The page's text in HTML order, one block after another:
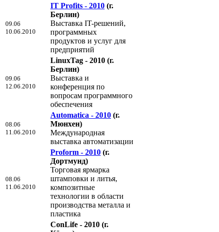
09.06
10.06.2010
IT Profits - 2010 (г.
Берлин)
Выставка IT-решений,
программных
продуктов и услуг для
предприятий
09.06
12.06.2010
LinuxTag - 2010 (г.
Берлин)
Выставка и
конференция по
вопросам программного
обеспечения
08.06
11.06.2010
Automatica - 2010 (г.
Мюнхен)
Международная
выставка автоматизации
08.06
11.06.2010
Proform - 2010 (г.
Дортмунд)
Торговая ярмарка
штамповки и литья,
композитные
технологии в области
производства металла и
пластика
ConLife - 2010 (г.